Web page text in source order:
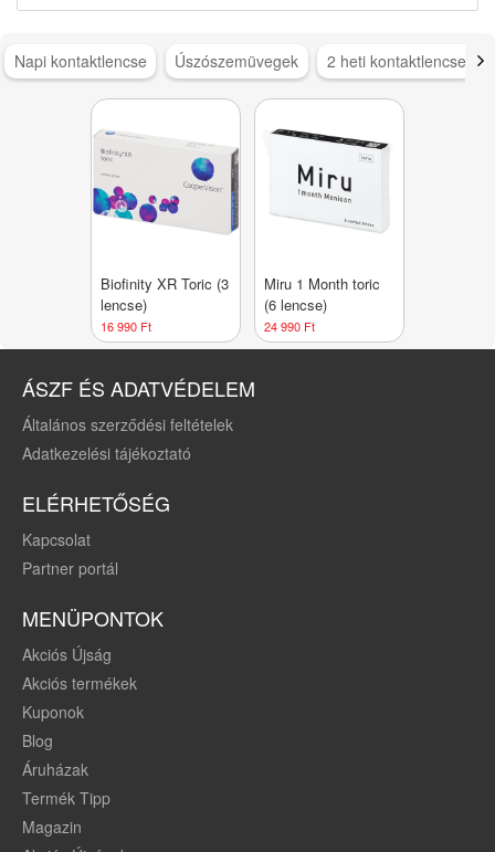
Napi kontaktlencse Úszószemüvegek 2 heti kontaktlencse
Biofinity XR Toric (3
lencse)
16 990 Ft
Miru 1 Month toric
(6 lencse)
24 990 Ft
ÁSZF ÉS ADATVÉDELEM
Általános szerződési feltételek
Adatkezelési tájékoztató
ELÉRHETŐSÉG
Kapcsolat
Partner portál
MENÜPONTOK
Akciós Újság
Akciós termékek
Kuponok
Blog
Áruházak
Termék Tipp
Magazin